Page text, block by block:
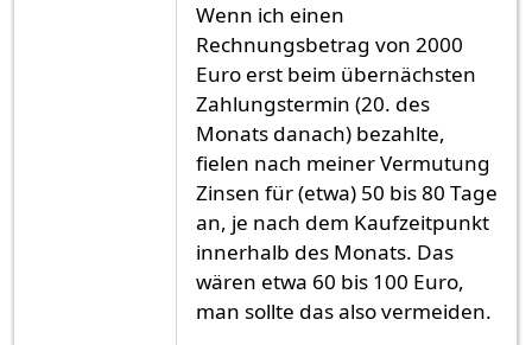
Wenn ich einen
Rechnungsbetrag von 2000
Euro erst beim übernächsten
Zahlungstermin (20. des
Monats danach) bezahlte,
fielen nach meiner Vermutung
Zinsen für (etwa) 50 bis 80 Tage
an, je nach dem Kaufzeitpunkt
innerhalb des Monats. Das
wären etwa 60 bis 100 Euro,
man sollte das also vermeiden.